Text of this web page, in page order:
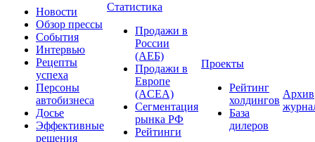
Новости
Обзор прессы
События
Интервью
Рецепты
успеха
Персоны
автобизнеса
Досье
Эффективные
решения
Статистика
Продажи в
России
(АЕБ)
Продажи в
Европе
(ACEA)
Сегментация
рынка РФ
Рейтинги
Проекты
Рейтинг
холдингов
База
дилеров
Архив